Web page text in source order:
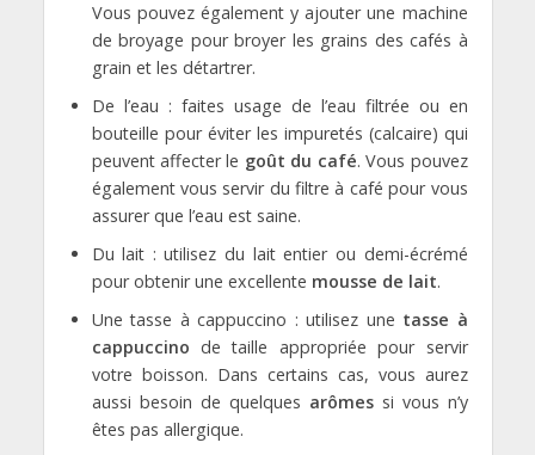
Vous pouvez également y ajouter une machine
de broyage pour broyer les grains des cafés à
grain et les détartrer.
De l’eau : faites usage de l’eau filtrée ou en
bouteille pour éviter les impuretés (calcaire) qui
peuvent affecter le goût du café. Vous pouvez
également vous servir du filtre à café pour vous
assurer que l’eau est saine.
Du lait : utilisez du lait entier ou demi-écrémé
pour obtenir une excellente mousse de lait.
Une tasse à cappuccino : utilisez une tasse à
cappuccino de taille appropriée pour servir
votre boisson. Dans certains cas, vous aurez
aussi besoin de quelques arômessi vous n’y
êtes pas allergique.